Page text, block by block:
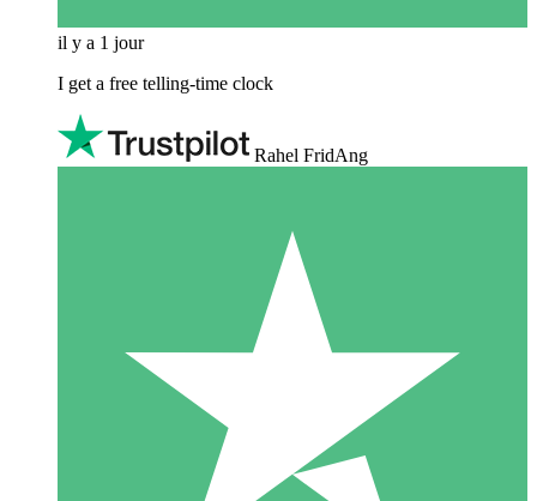
il y a 1 jour
I get a free telling-time clock
Rahel FridAng